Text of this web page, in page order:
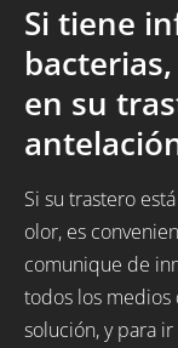
Si tiene
en su
Si su trastero
olor, es
comunique de
todos los medios
solución, y para